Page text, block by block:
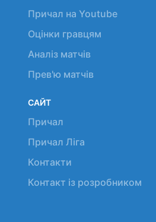
Причал на Youtube
Оцінки гравцям
Аналіз матчів
Прев'ю матчів
САЙТ
Причал
Причал Ліга
Контакти
Контакт із розробником